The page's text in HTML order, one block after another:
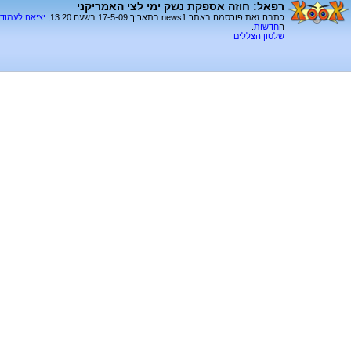
רפאל: חוזה אספקת נשק ימי לצי האמריקני
כתבה זאת פורסמה באתר news1 בתאריך 17-5-09 בשעה 13:20, יציאה
החדשות
שלטון הצללים